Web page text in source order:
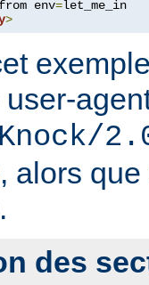
env=
>
alors
des